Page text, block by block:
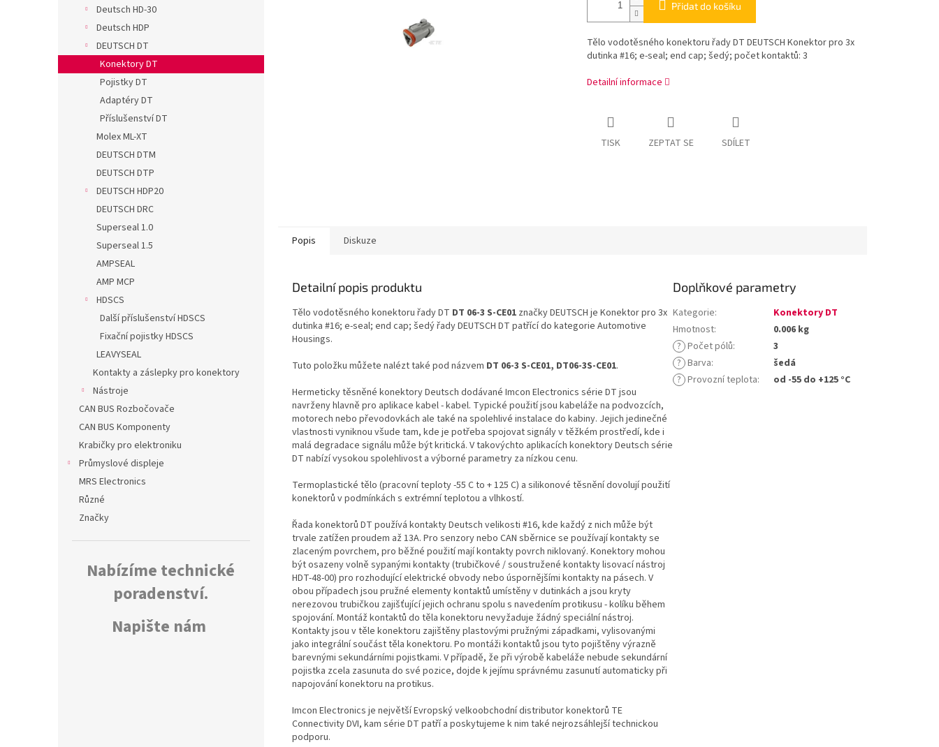
Deutsch HD-30
Deutsch HDP
DEUTSCH DT
Konektory DT
Pojistky DT
Adaptéry DT
Příslušenství DT
Molex ML-XT
DEUTSCH DTM
DEUTSCH DTP
DEUTSCH HDP20
DEUTSCH DRC
Superseal 1.0
Superseal 1.5
AMPSEAL
AMP MCP
HDSCS
Další příslušenství HDSCS
Fixační pojistky HDSCS
LEAVYSEAL
Kontakty a záslepky pro konektory
Nástroje
CAN BUS Rozbočovače
CAN BUS Komponenty
Krabičky pro elektroniku
Průmyslové displeje
MRS Electronics
Různé
Značky
Nabízíme technické
poradenství.
Napište nám
Přidat do košíku
Tělo vodotěsného konektoru řady DT DEUTSCH Konektor pro 3x
dutinka #16; e-seal; end cap; šedý; počet kontaktů: 3
Detailní informace
TISK ZEPTAT SE SDÍLET
Popis Diskuze
Detailní popis produktu
Tělo vodotěsného konektoru řady DT DT 06-3 S-CE01 značky DEUTSCH je Konektor pro 3x
dutinka #16; e-seal; end cap; šedý řady DEUTSCH DT patřící do kategorie Automotive
Housings.
Tuto položku můžete nalézt také pod názvem DT 06-3 S-CE01, DT06-3S-CE01.
Hermeticky těsněné konektory Deutsch dodávané Imcon Electronics série DT jsou
navrženy hlavně pro aplikace kabel - kabel. Typické použití jsou kabeláže na podvozcích,
motorech nebo převodovkách ale také na spolehlivé instalace do kabiny. Jejich jedinečné
vlastnosti vyniknou všude tam, kde je potřeba spojovat signály v těžkém prostředí, kde i
malá degradace signálu může být kritická. V takovýchto aplikacích konektory Deutsch série
DT nabízí vysokou spolehlivost a výborné parametry za nízkou cenu.
Termoplastické tělo (pracovní teploty -55 C to + 125 C) a silikonové těsnění dovolují použití
konektorů v podmínkách s extrémní teplotou a vlhkostí.
Řada konektorů DT používá kontakty Deutsch velikosti #16, kde každý z nich může být
trvale zatížen proudem až 13A. Pro senzory nebo CAN sběrnice se používají kontakty se
zlaceným povrchem, pro běžné použití mají kontakty povrch niklovaný. Konektory mohou
být osazeny volně sypanými kontakty (trubičkové / soustružené kontakty lisovací nástroj
HDT-48-00) pro rozhodující elektrické obvody nebo úspornějšími kontakty na pásech. V
obou případech jsou pružné elementy kontaktů umístěny v dutinkách a jsou kryty
nerezovou trubičkou zajišťující jejich ochranu spolu s navedením protikusu - kolíku během
spojování. Montáž kontaktů do těla konektoru nevyžaduje žádný speciální nástroj.
Kontakty jsou v těle konektoru zajištěny plastovými pružnými západkami, vylisovanými
jako integrální součást těla konektoru. Po montáži kontaktů jsou tyto pojištěny výrazně
barevnými sekundárními pojistkami. V případě, že při výrobě kabeláže nebude sekundární
pojistka zcela zasunuta do své pozice, dojde k jejímu správnému zasunutí automaticky při
napojování konektoru na protikus.
Imcon Electronics je největší Evropský velkoobchodní distributor konektorů TE
Connectivity DVI, kam série DT patří a poskytujeme k nim také nejrozsáhlejší technickou
podporu.
Doplňkové parametry
Kategorie:
Konektory DT
Hmotnost:
0.006 kg
? Počet pólů:
3
? Barva:
šedá
? Provozní teplota: od -55 do +125 °C